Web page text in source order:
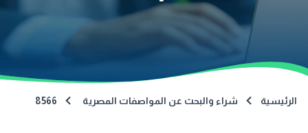
الرئيسية شراء والبحث عن المواصفات المصرية 8566